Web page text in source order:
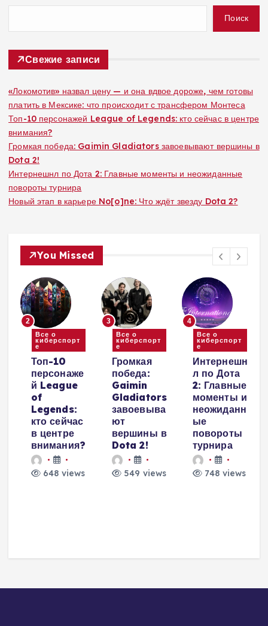
Поиск
Свежие записи
«Локомотив» назвал цену — и она вдвое дороже, чем готовы
платить в Мексике: что происходит с трансфером Монтеса
Топ-10 персонажей League of Legends: кто сейчас в центре
внимания?
Громкая победа: Gaimin Gladiators завоевывают вершины в
Dota 2!
Интернешнл по Дота 2: Главные моменты и неожиданные
повороты турнира
Новый этап в карьере No[o]ne: Что ждёт звезду Dota 2?
You Missed
2
Все о
киберспорт
е
Топ-10
персонаже
й League
of
Legends:
кто сейчас
в центре
внимания?
648 views
3
Все о
киберспорт
е
Громкая
победа:
Gaimin
Gladiators
завоевыва
ют
вершины в
Dota 2!
549 views
4
Все о
киберспорт
е
Интернешн
л по Дота
2: Главные
моменты и
неожиданн
ые
повороты
турнира
748 views